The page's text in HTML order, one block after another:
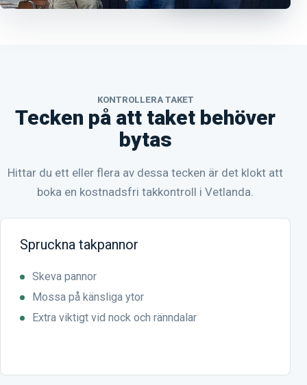
KONTROLLERA TAKET
Tecken på att taket behöver
bytas
Hittar du ett eller flera av dessa tecken är det klokt att
boka en kostnadsfri takkontroll i Vetlanda.
Spruckna takpannor
Skeva pannor
Mossa på känsliga ytor
Extra viktigt vid nock och ränndalar